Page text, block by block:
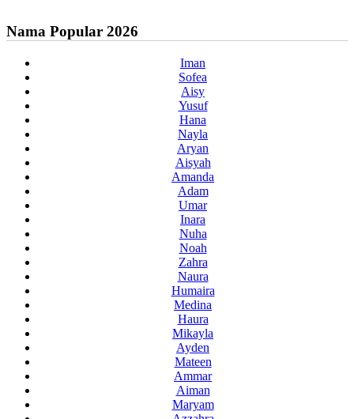
Nama Popular 2026
Iman
Sofea
Aisy
Yusuf
Hana
Nayla
Aryan
Aisyah
Amanda
Adam
Umar
Inara
Nuha
Noah
Zahra
Naura
Humaira
Medina
Haura
Mikayla
Ayden
Mateen
Ammar
Aiman
Maryam